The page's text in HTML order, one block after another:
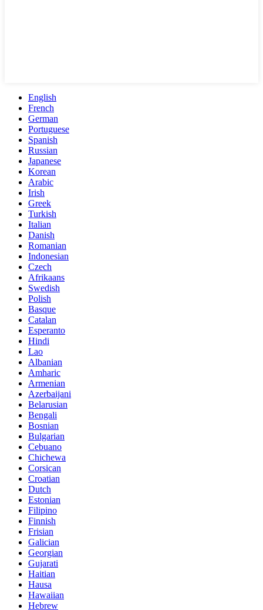
English
French
German
Portuguese
Spanish
Russian
Japanese
Korean
Arabic
Irish
Greek
Turkish
Italian
Danish
Romanian
Indonesian
Czech
Afrikaans
Swedish
Polish
Basque
Catalan
Esperanto
Hindi
Lao
Albanian
Amharic
Armenian
Azerbaijani
Belarusian
Bengali
Bosnian
Bulgarian
Cebuano
Chichewa
Corsican
Croatian
Dutch
Estonian
Filipino
Finnish
Frisian
Galician
Georgian
Gujarati
Haitian
Hausa
Hawaiian
Hebrew